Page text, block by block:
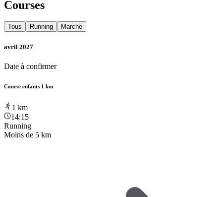
Courses
Tous Running Marche
avril 2027
Date à confirmer
Course enfants 1 km
1 km
14:15
Running
Moins de 5 km